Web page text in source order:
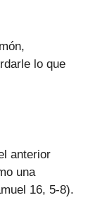
lo que
anterior
una
16, 5-8).